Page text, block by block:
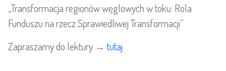
„Transformacja regionów węglowych w toku. Rola
Funduszu na rzecz Sprawiedliwej Transformacji”
Zapraszamy do lektury → tutaj